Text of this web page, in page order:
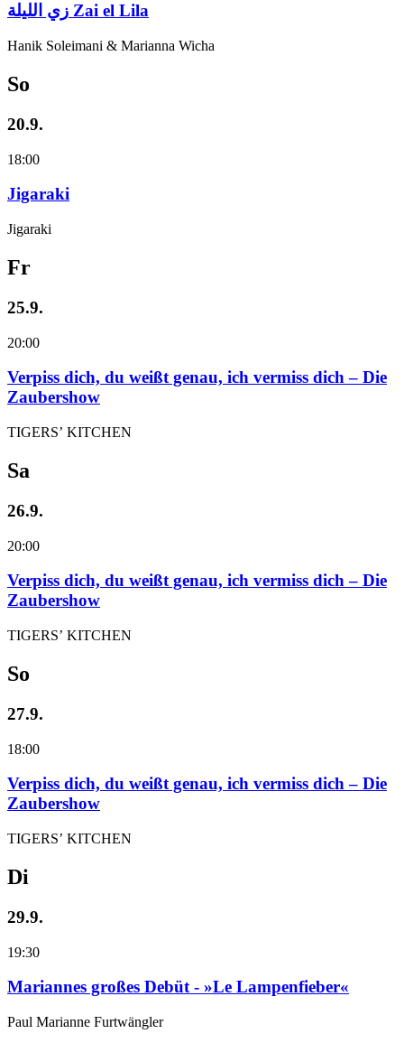
زي‌ اللیلة Zai el Lila
Hanik Soleimani & Marianna Wicha
So
20.9.
18:00
Jigaraki
Jigaraki
Fr
25.9.
20:00
Verpiss dich, du weißt genau, ich vermiss dich – Die
Zaubershow
TIGERS’ KITCHEN
Sa
26.9.
20:00
Verpiss dich, du weißt genau, ich vermiss dich – Die
Zaubershow
TIGERS’ KITCHEN
So
27.9.
18:00
Verpiss dich, du weißt genau, ich vermiss dich – Die
Zaubershow
TIGERS’ KITCHEN
Di
29.9.
19:30
Mariannes großes Debüt - »Le Lampenfieber«
Paul Marianne Furtwängler